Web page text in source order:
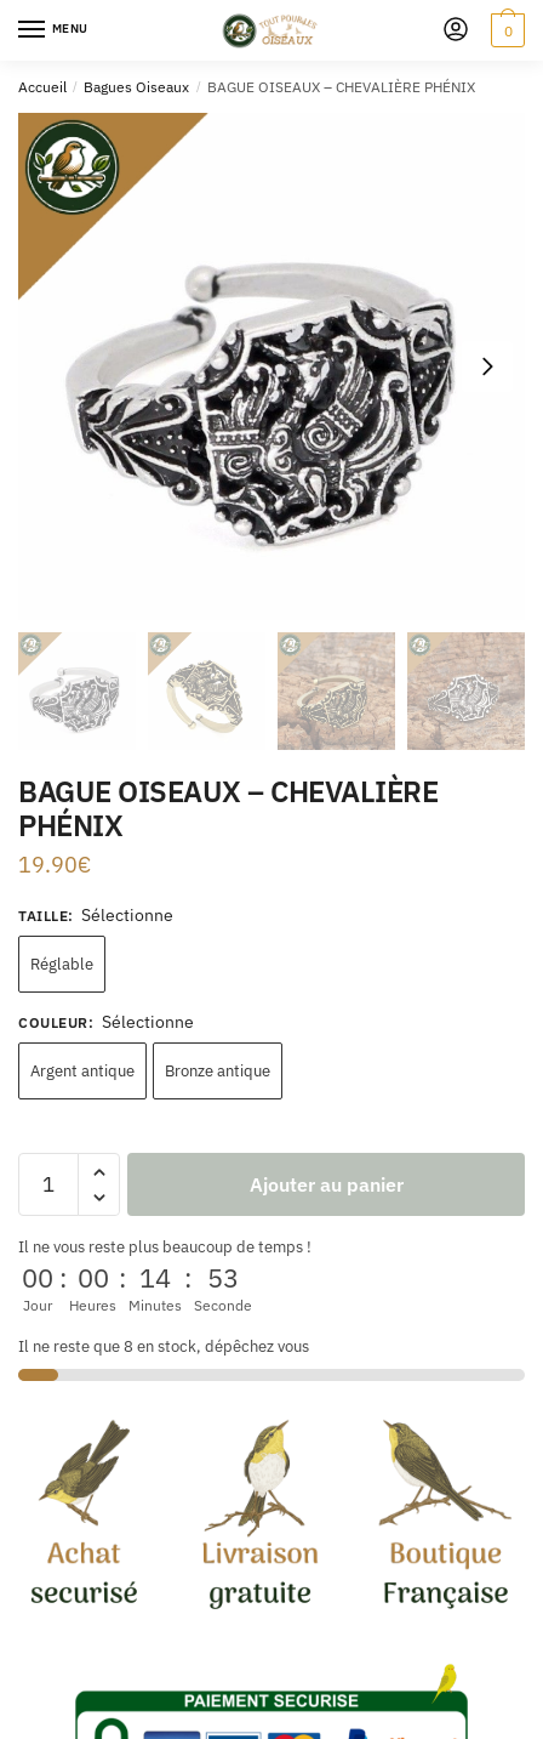
MENU 0
Accueil / Bagues Oiseaux / BAGUE OISEAUX – CHEVALIÈRE PHÉNIX
BAGUE OISEAUX – CHEVALIÈRE
PHÉNIX
19.90€
TAILLE: Sélectionne
Réglable
COULEUR: Sélectionne
Argent antique Bronze antique
Ajouter au panier
Il ne vous reste plus beaucoup de temps !
00
Jour
: 00
Heures
: 14
Minutes
: 52
Seconde
Il ne reste que 8 en stock, dépêchez vous